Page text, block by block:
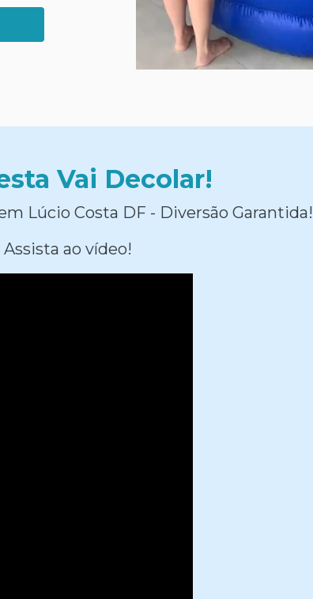
Vai Decolar!
Lúcio Costa DF - Diversão Garantida!
Assista ao vídeo!